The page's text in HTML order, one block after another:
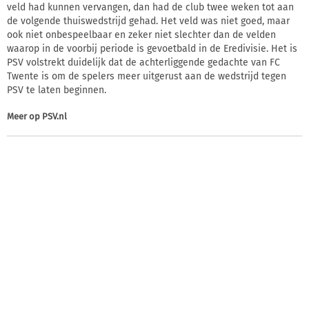
veld had kunnen vervangen, dan had de club twee weken tot aan
de volgende thuiswedstrijd gehad. Het veld was niet goed, maar
ook niet onbespeelbaar en zeker niet slechter dan de velden
waarop in de voorbij periode is gevoetbald in de Eredivisie. Het is
PSV volstrekt duidelijk dat de achterliggende gedachte van FC
Twente is om de spelers meer uitgerust aan de wedstrijd tegen
PSV te laten beginnen.
Meer op PSV.nl